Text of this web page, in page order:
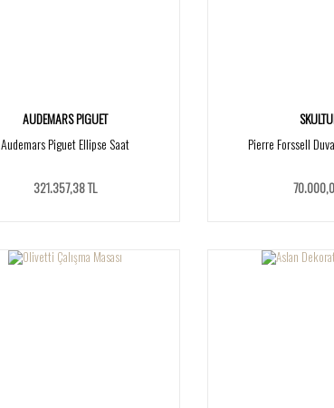
AUDEMARS PIGUET
Audemars Piguet Ellipse Saat
321.357,38 TL
Pierre Forssell